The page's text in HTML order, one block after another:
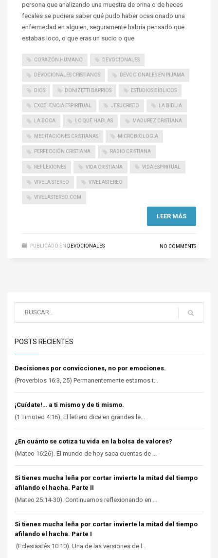
persona que analizando una muestra de orina o de heces
fecales se pudiera saber qué pudo haber ocasionado una
enfermedad en alguien, seguramente habría pensado que
estabas loco, o que eras un sucio o que
CORAZÓN HUMANO DEVOCIONALES
DEVOCIONALES CRISTIANOS DEVOCIONALES EN PIJAMA
DIOS DONIZETTI BARRIOS ESTUDIOS BÍBLICOS
EXCELENCIA ESPIRITUAL JESUCRISTO LA BIBLIA
LA BOCA LO QUE HABLAS MADUREZ CRISTIANA
MEDITACIONES CRISTIANAS MICROBIOLOGÍA
PERFECCIÓN CRISTIANA RADIO CRISTIANA
REFLEXIONES VIDA CRISTIANA VIDA ESPIRITUAL
VIVELA STEREO VIVELASTEREO
VIVELASTEREO.COM
LEER MÁS
PUBLICADO EN DEVOCIONALES NO COMMENTS
POSTS RECIENTES
Decisiones por convicciones, no por emociones.
(Proverbios 16:3, 25) Permanentemente estamos t...
¡Cuídate!… a ti mismo y de ti mismo.
(1 Timoteo 4:16). El letrero dice en grandes le...
¿En cuánto se cotiza tu vida en la bolsa de valores?
(Mateo 16:26). El mundo de hoy saca cuentas de ...
Si tienes mucha leña por cortar invierte la mitad del tiempo
afilando el hacha. Parte II
(Mateo 25:14-30). Continuamos reflexionando en ...
Si tienes mucha leña por cortar invierte la mitad del tiempo
afilando el hacha. Parte I
(Eclesiastés 10:10). Una de las versiones de l...